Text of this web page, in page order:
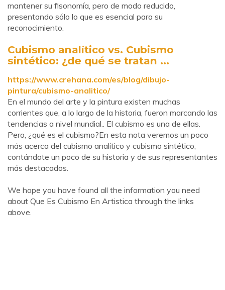
mantener su fisonomía, pero de modo reducido,
presentando sólo lo que es esencial para su
reconocimiento.
Cubismo analítico vs. Cubismo
sintético: ¿de qué se tratan ...
https://www.crehana.com/es/blog/dibujo-
pintura/cubismo-analitico/
En el mundo del arte y la pintura existen muchas
corrientes que, a lo largo de la historia, fueron marcando las
tendencias a nivel mundial.. El cubismo es una de ellas.
Pero, ¿qué es el cubismo?En esta nota veremos un poco
más acerca del cubismo analítico y cubismo sintético,
contándote un poco de su historia y de sus representantes
más destacados.
We hope you have found all the information you need
about Que Es Cubismo En Artistica through the links
above.